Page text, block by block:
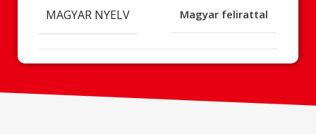
MAGYAR NYELV Magyar felirattal